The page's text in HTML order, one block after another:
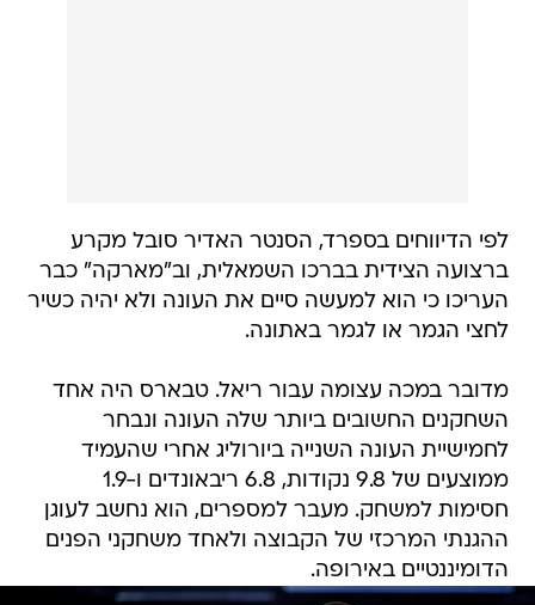
לפי הדיווחים בספרד, הסנטר האדיר סובל מקרע
ברצועה הצידית בברכו השמאלית, וב"מארקה" כבר
העריכו כי הוא למעשה סיים את העונה ולא יהיה כשיר
לחצי הגמר או לגמר באתונה.
מדובר במכה עצומה עבור ריאל. טבארס היה אחד
השחקנים החשובים ביותר שלה העונה ונבחר
לחמישיית העונה השנייה ביורוליג אחרי שהעמיד
ממוצעים של 9.8 נקודות, 6.8 ריבאונדים ו-1.9
חסימות למשחק. מעבר למספרים, הוא נחשב לעוגן
ההגנתי המרכזי של הקבוצה ולאחד משחקני הפנים
הדומיננטיים באירופה.